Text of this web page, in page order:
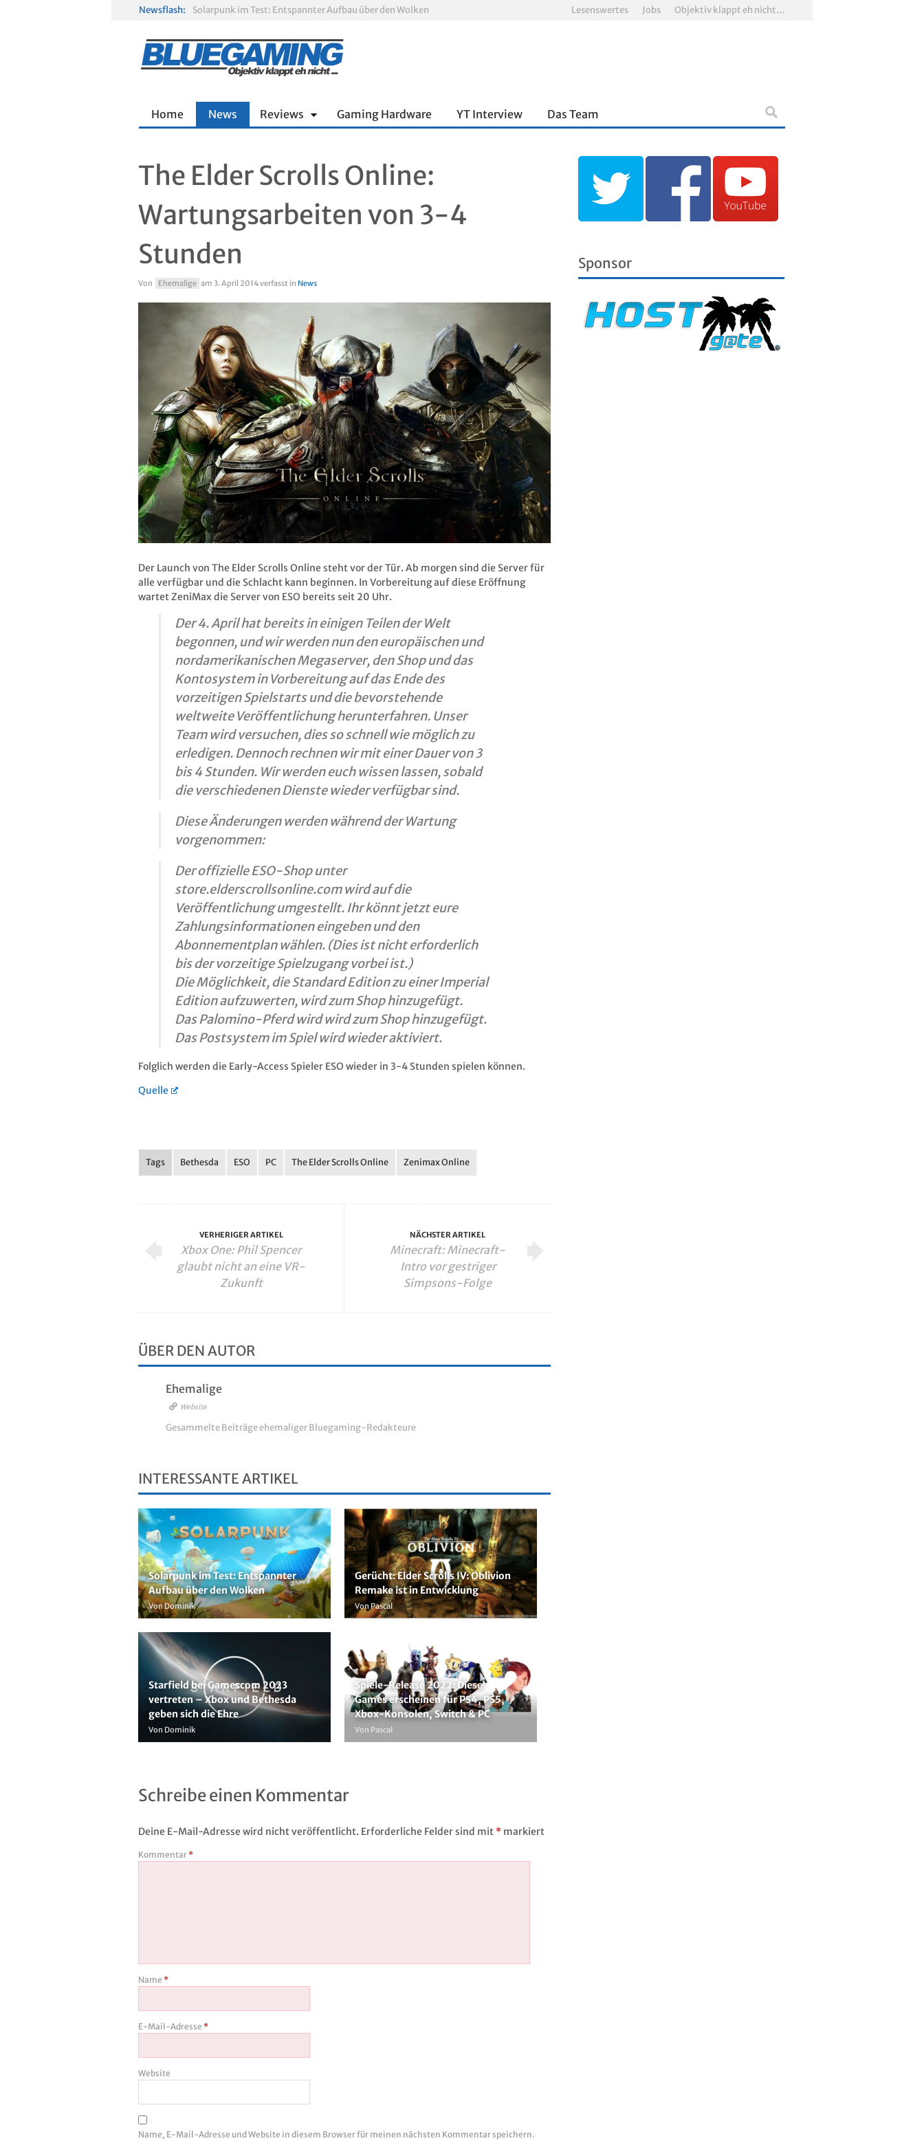
Newsflash:
Solarpunk im Test: Entspannter Aufbau über den Wolken
Gamescom 2026: Sony fehlt zum siebten Mal in Folge
R.E.P.O. im Test: Chaos, Koop und viel Spannung
Lesenswertes Jobs Objektiv klappt eh nicht…
Home News Reviews Gaming Hardware YT Interview Das Team
The Elder Scrolls Online:
Wartungsarbeiten von 3-4
Stunden
Von Ehemalige am 3. April 2014verfasst in News
Der Launch von The Elder Scrolls Online steht vor der Tür. Ab morgen sind die Server für
alle verfügbar und die Schlacht kann beginnen. In Vorbereitung auf diese Eröffnung
wartet ZeniMax die Server von ESO bereits seit 20 Uhr.
Der 4. April hat bereits in einigen Teilen der Welt
begonnen, und wir werden nun den europäischen und
nordamerikanischen Megaserver, den Shop und das
Kontosystem in Vorbereitung auf das Ende des
vorzeitigen Spielstarts und die bevorstehende
weltweite Veröffentlichung herunterfahren. Unser
Team wird versuchen, dies so schnell wie möglich zu
erledigen. Dennoch rechnen wir mit einer Dauer von 3
bis 4 Stunden. Wir werden euch wissen lassen, sobald
die verschiedenen Dienste wieder verfügbar sind.
Diese Änderungen werden während der Wartung
vorgenommen:
Der offizielle ESO-Shop unter
store.elderscrollsonline.com wird auf die
Veröffentlichung umgestellt. Ihr könnt jetzt eure
Zahlungsinformationen eingeben und den
Abonnementplan wählen. (Dies ist nicht erforderlich
bis der vorzeitige Spielzugang vorbei ist.)
Die Möglichkeit, die Standard Edition zu einer Imperial
Edition aufzuwerten, wird zum Shop hinzugefügt.
Das Palomino-Pferd wird wird zum Shop hinzugefügt.
Das Postsystem im Spiel wird wieder aktiviert.
Folglich werden die Early-Access Spieler ESO wieder in 3-4 Stunden spielen können.
Quelle
Tags Bethesda ESO PC The Elder Scrolls Online Zenimax Online
VERHERIGER ARTIKEL
Xbox One: Phil Spencer
glaubt nicht an eine VR-
Zukunft
NÄCHSTER ARTIKEL
Minecraft: Minecraft-
Intro vor gestriger
Simpsons-Folge
ÜBER DEN AUTOR
Ehemalige
Website
Gesammelte Beiträge ehemaliger Bluegaming-Redakteure
INTERESSANTE ARTIKEL
Solarpunk im Test: Entspannter
Aufbau über den Wolken
Von Dominik
Gerücht: Elder Scrolls IV: Oblivion
Remake ist in Entwicklung
Von Pascal
Starfield bei Gamescom 2023
vertreten – Xbox und Bethesda
geben sich die Ehre
Von Dominik
Spiele-Release 2022: Diese
Games erscheinen für PS4, PS5,
Xbox-Konsolen, Switch & PC
Von Pascal
Schreibe einen Kommentar
Deine E-Mail-Adresse wird nicht veröffentlicht. Erforderliche Felder sind mit * markiert
Kommentar *
Name *
E-Mail-Adresse *
Website
Name, E-Mail-Adresse und Website in diesem Browser für meinen nächsten Kommentar speichern.
Sponsor